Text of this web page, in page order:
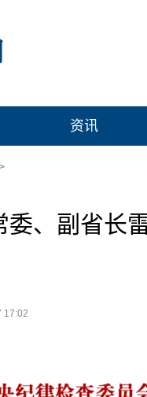
资讯
>
委、副省长
17:02